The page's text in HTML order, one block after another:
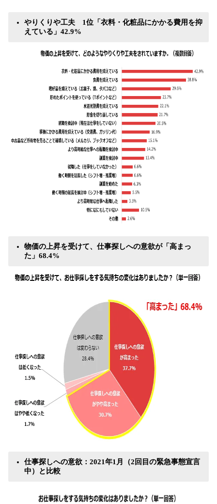
やりくりや工夫 1位「衣料・化粧品にかかる費用を抑
えている」42.9%
物価の上昇を受けて、仕事探しへの意欲が「高まっ
た」68.4%
仕事探しへの意欲：2021年1月（2回目の緊急事態宣言
中）と比較